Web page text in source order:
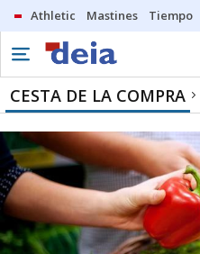
Athletic Mastines Tiempo
CESTA DE LA COMPRA